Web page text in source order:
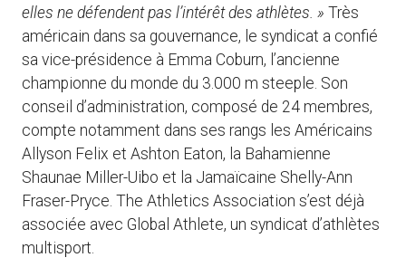
elles ne défendent pas l’intérêt des athlètes. » Très
américain dans sa gouvernance, le syndicat a confié
sa vice-présidence à Emma Coburn, l’ancienne
championne du monde du 3.000 m steeple. Son
conseil d’administration, composé de 24 membres,
compte notamment dans ses rangs les Américains
Allyson Felix et Ashton Eaton, la Bahamienne
Shaunae Miller-Uibo et la Jamaïcaine Shelly-Ann
Fraser-Pryce. The Athletics Association s’est déjà
associée avec Global Athlete, un syndicat d’athlètes
multisport.